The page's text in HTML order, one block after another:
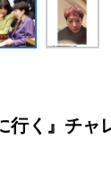
行く』チャ